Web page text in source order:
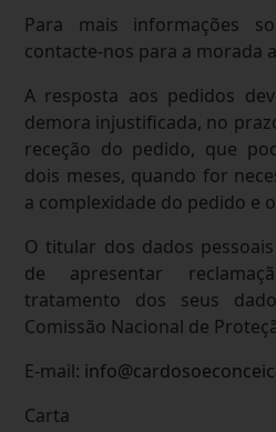
Para mais informações
contacte-nos para a morada
A resposta aos pedidos
demora injustificada, no
receção do pedido, que
dois meses, quando for
a complexidade do pedido e
O titular dos dados
de apresentar
tratamento dos seus
Comissão Nacional de
E-mail:
Carta